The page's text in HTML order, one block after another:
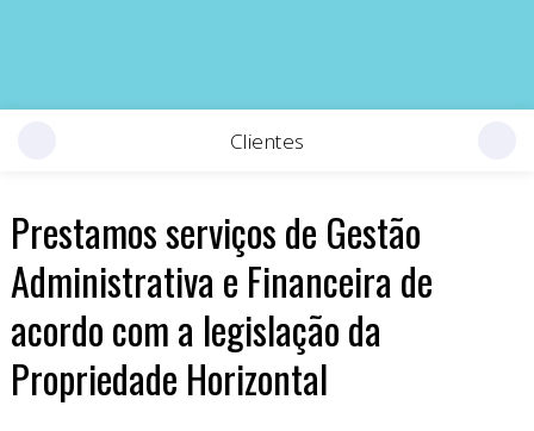
Clientes
Prestamos serviços de Gestão
Administrativa e Financeira de
acordo com a legislação da
Propriedade Horizontal